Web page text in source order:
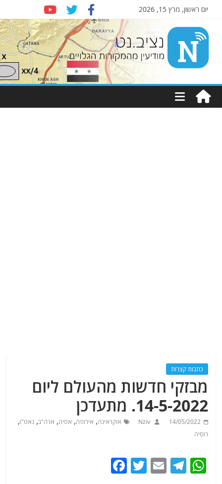
יום ראשון, מרץ 15, 2026
Nziv.net
מודיעין
מהמקורות
כתבות קצרות
מבזקי חדשות מהעולם ליום
14-5-2022. מתעדכן
14/05/2022
Nziv אוקראינה, אירופה, אסיה, ארה"ב, נאט"ו,
רוסיה
W
T
E
T